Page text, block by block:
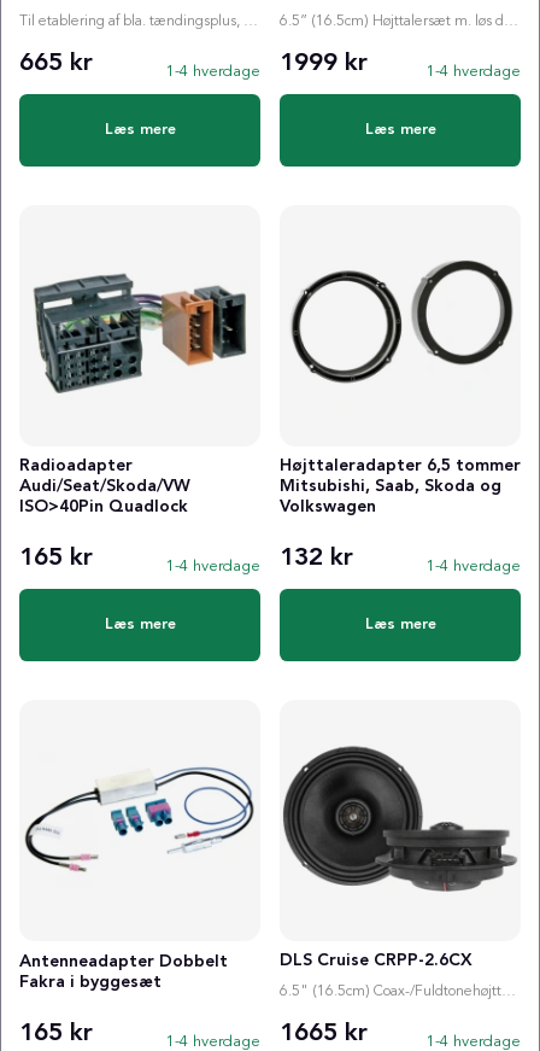
Til etablering af bla. tændingsplus, ratstyring etc.
665 kr 1-4 hverdage
Læs mere
6.5” (16.5cm) Højttalersæt m. løs diskant
1999 kr 1-4 hverdage
Læs mere
Radioadapter
Audi/Seat/Skoda/VW
ISO>40Pin Quadlock
165 kr 1-4 hverdage
Læs mere
Højttaleradapter 6,5 tommer
Mitsubishi, Saab, Skoda og
Volkswagen
132 kr 1-4 hverdage
Læs mere
Antenneadapter Dobbelt
Fakra i byggesæt
165 kr 1-4 hverdage
DLS Cruise CRPP-2.6CX
6.5" (16.5cm) Coax-/Fuldtonehøjttaler
1665 kr 1-4 hverdage